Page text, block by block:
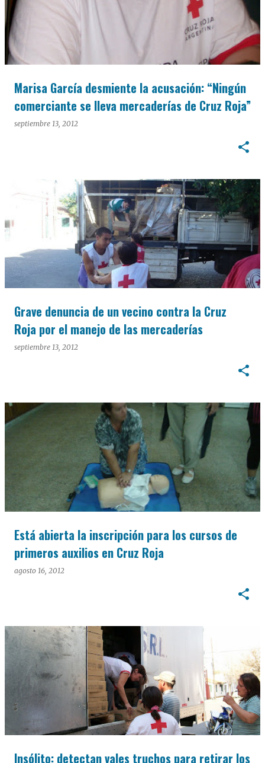
Marisa García desmiente la acusación: “Ningún
comerciante se lleva mercaderías de Cruz Roja”
septiembre 13, 2012
Grave denuncia de un vecino contra la Cruz
Roja por el manejo de las mercaderías
septiembre 13, 2012
Está abierta la inscripción para los cursos de
primeros auxilios en Cruz Roja
agosto 16, 2012
Insólito: detectan vales truchos para retirar los